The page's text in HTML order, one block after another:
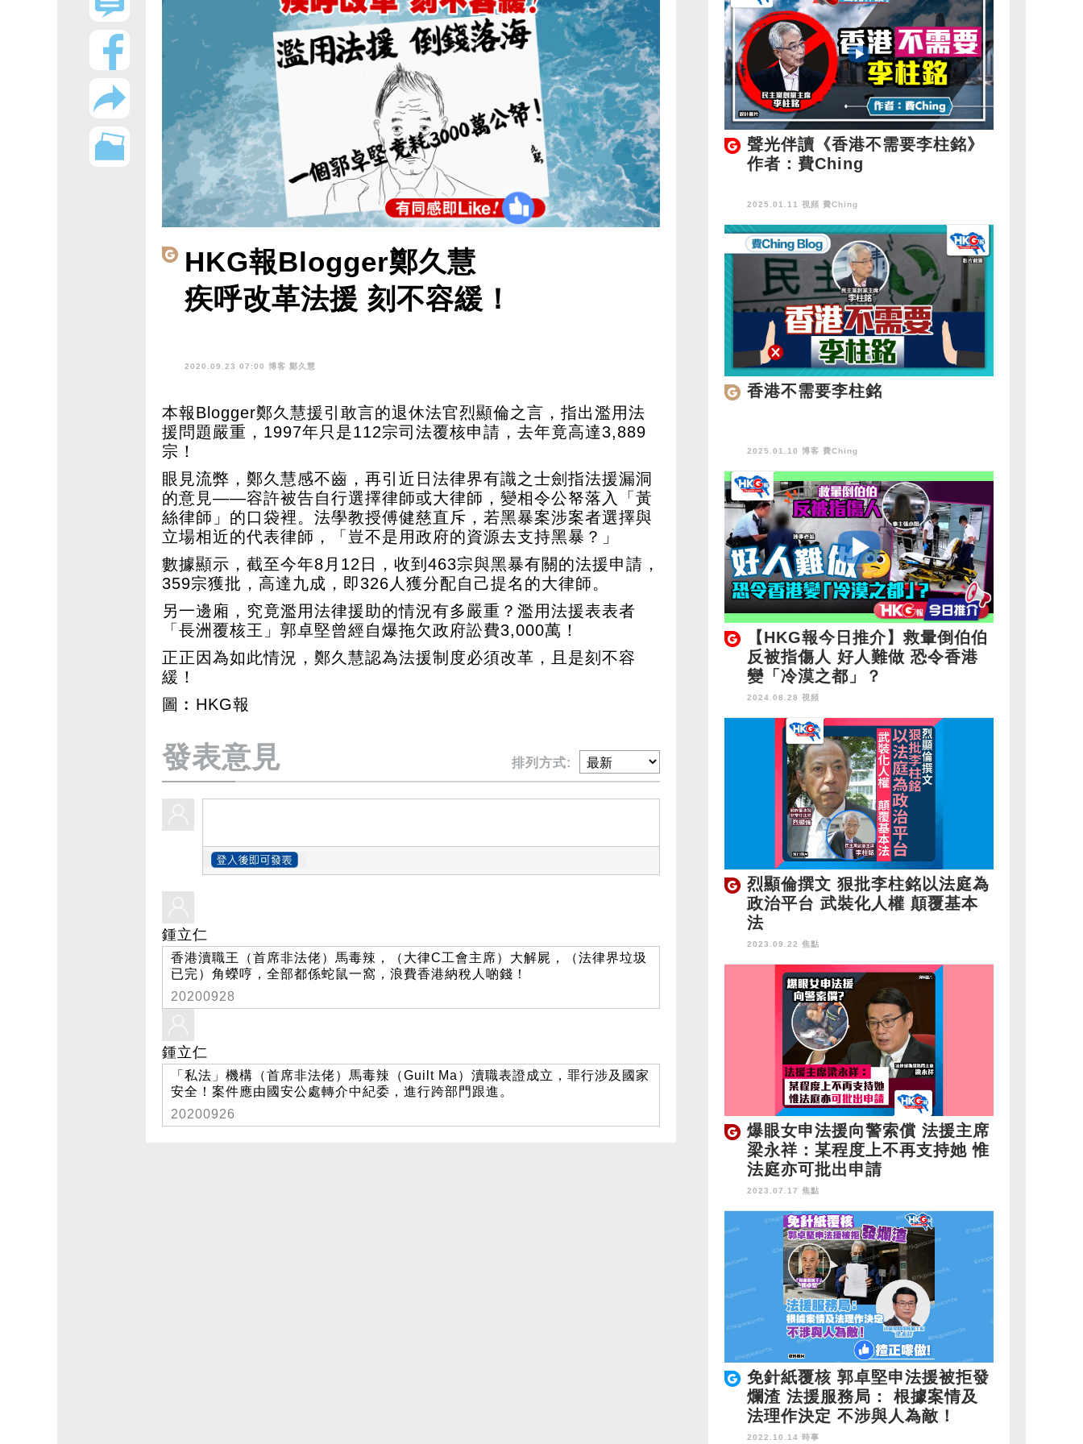
HKG報Blogger鄭久慧
疾呼改革法援 刻不容緩！
2020.09.23 07:00 博客 鄭久慧
本報Blogger鄭久慧援引敢言的退休法官烈顯倫之言，指出濫用法
援問題嚴重，1997年只是112宗司法覆核申請，去年竟高達3,889
宗！
眼見流弊，鄭久慧感不齒，再引近日法律界有識之士劍指法援漏洞
的意見——容許被告自行選擇律師或大律師，變相令公帑落入「黃
絲律師」的口袋裡。法學教授傅健慈直斥，若黑暴案涉案者選擇與
立場相近的代表律師，「豈不是用政府的資源去支持黑暴？」
數據顯示，截至今年8月12日，收到463宗與黑暴有關的法援申請，
359宗獲批，高達九成，即326人獲分配自己提名的大律師。
另一邊廂，究竟濫用法律援助的情況有多嚴重？濫用法援表表者
「長洲覆核王」郭卓堅曾經自爆拖欠政府訟費3,000萬！
正正因為如此情況，鄭久慧認為法援制度必須改革，且是刻不容
緩！
圖︰HKG報
發表意見 排列方式:
鍾立仁
香港瀆職王（首席非法佬）馬毒辣，（大律C工會主席）大解屍，（法律界垃圾
已完）角蠑哼，全部都係蛇鼠一窩，浪費香港納稅人啲錢！
20200928
鍾立仁
「私法」機構（首席非法佬）馬毒辣（Guilt Ma）瀆職表證成立，罪行涉及國家
安全！案件應由國安公處轉介中紀委，進行跨部門跟進。
20200926
聲光伴讀《香港不需要李柱銘》
作者：費Ching
2025.01.11 視頻 費Ching
香港不需要李柱銘
2025.01.10 博客 費Ching
【HKG報今日推介】救暈倒伯伯
反被指傷人 好人難做 恐令香港
變「冷漠之都」？
2024.08.28 視頻
烈顯倫撰文 狠批李柱銘以法庭為
政治平台 武裝化人權 顛覆基本
法
2023.09.22 焦點
爆眼女申法援向警索償 法援主席
梁永祥：某程度上不再支持她 惟
法庭亦可批出申請
2023.07.17 焦點
免針紙覆核 郭卓堅申法援被拒發
爛渣 法援服務局： 根據案情及
法理作決定 不涉與人為敵！
2022.10.14 時事